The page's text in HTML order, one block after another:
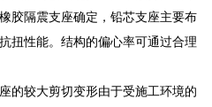
胶隔震支座确定，铅芯支座主要布
扭性能。结构的偏心率可通过合理
的较大剪切变形由于受施工环境的